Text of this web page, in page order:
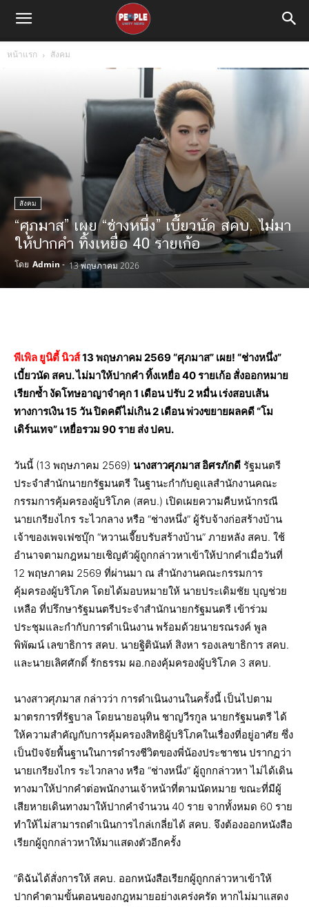
หน้าแรก สังคม
สังคม
“ศุภมาส” เผย “ช่างหนึ่ง” เบี้ยวนัด สคบ. ไม่มา
ให้ปากคำ ทิ้งเหยื่อ 40 รายเก้อ
โดย Admin - 13 พฤษภาคม 2026
พีเพิล ยูนิตี้ นิวส์13 พฤษภาคม 2569 “ศุภมาส” เผย! “ช่างหนึ่ง”
เบี้ยวนัด สคบ. ไม่มาให้ปากคำ ทิ้งเหยื่อ 40 รายเก้อ สั่งออกหมาย
เรียกซ้ำ งัดโทษอาญาจำคุก 1 เดือน ปรับ 2 หมื่น เร่งสอบเส้น
ทางการเงิน 15 วัน ปิดคดีไม่เกิน 2 เดือน พ่วงขยายผลคดี “โม
เดิร์นเทจ” เหยื่อรวม 90 ราย ส่ง ปคบ.
วันนี้ (13 พฤษภาคม 2569) นางสาวศุภมาส อิศรภักดี รัฐมนตรี
ประจำสำนักนายกรัฐมนตรี ในฐานะกำกับดูแลสำนักงานคณะ
กรรมการคุ้มครองผู้บริโภค (สคบ.) เปิดเผยความคืบหน้ากรณี
นายเกรียงไกร ระไวกลาง หรือ “ช่างหนึ่ง” ผู้รับจ้างก่อสร้างบ้าน
เจ้าของเพจเฟซบุ๊ก “หวานเจี๊ยบรับสร้างบ้าน” ภายหลัง สคบ. ใช้
อำนาจตามกฎหมายเชิญตัวผู้ถูกกล่าวหาเข้าให้ปากคำเมื่อวันที่
12 พฤษภาคม 2569 ที่ผ่านมา ณ สำนักงานคณะกรรมการ
คุ้มครองผู้บริโภค โดยได้มอบหมายให้ นายประเดิมชัย บุญช่วย
เหลือ ที่ปรึกษารัฐมนตรีประจำสำนักนายกรัฐมนตรี เข้าร่วม
ประชุมและกำกับการดำเนินงาน พร้อมด้วยนายรณรงค์ พูล
พิพัฒน์ เลขาธิการ สคบ. นายฐิตินันท์ สิงหา รองเลขาธิการ สคบ.
และนายเลิศศักดิ์ รักธรรม ผอ.กองคุ้มครองผู้บริโภค 3 สคบ.
นางสาวศุภมาส กล่าวว่า การดำเนินงานในครั้งนี้ เป็นไปตาม
มาตรการที่รัฐบาล โดยนายอนุทิน ชาญวีรกูล นายกรัฐมนตรี ได้
ให้ความสำคัญกับการคุ้มครองสิทธิผู้บริโภคในเรื่องที่อยู่อาศัย ซึ่ง
เป็นปัจจัยพื้นฐานในการดำรงชีวิตของพี่น้องประชาชน ปรากฏว่า
นายเกรียงไกร ระไวกลาง หรือ “ช่างหนึ่ง” ผู้ถูกกล่าวหา ไม่ได้เดิน
ทางมาให้ปากคำต่อพนักงานเจ้าหน้าที่ตามนัดหมาย ขณะที่มีผู้
เสียหายเดินทางมาให้ปากคำจำนวน 40 ราย จากทั้งหมด 60 ราย
ทำให้ไม่สามารถดำเนินการไกล่เกลี่ยได้ สคบ. จึงต้องออกหนังสือ
เรียกผู้ถูกกล่าวหาให้มาแสดงตัวอีกครั้ง
“ดิฉันได้สั่งการให้ สคบ. ออกหนังสือเรียกผู้ถูกกล่าวหาเข้าให้
ปากคำตามขั้นตอนของกฎหมายอย่างเคร่งครัด หากไม่มาแสดง